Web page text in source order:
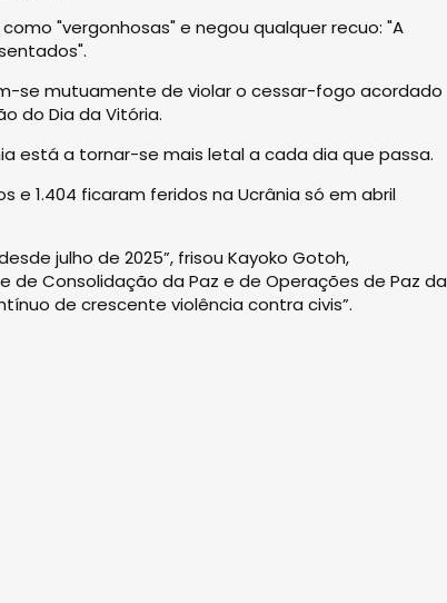
"vergonhosas" e negou qualquer recuo: "A
se mutuamente de violar o cessar-fogo acordado
do Dia da Vitória.
está a tornar-se mais letal a cada dia que passa.
e 1.404 ficaram feridos na Ucrânia só em abril
julho de 2025”, frisou Kayoko Gotoh,
Consolidação da Paz e de Operações de Paz da
de crescente violência contra civis”.